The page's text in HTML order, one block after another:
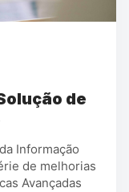
de
Informação
de melhorias
Avançadas